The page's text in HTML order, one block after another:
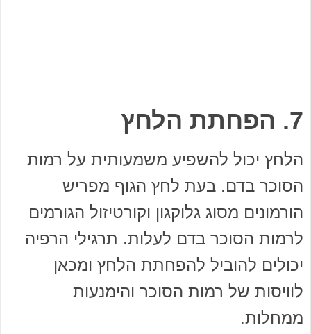
7. הפחתת הלחץ
הלחץ יכול להשפיע משמעותית על רמות
הסוכר בדם. בעת לחץ הגוף מפריש
הורמונים מסוג גלוקגון וקורטיזול הגורמים
לרמות הסוכר בדם לעלות. תרגילי הרפיה
יכולים להוביל להפחתת הלחץ ומכאן
לוויסות של רמות הסוכר והימנעות
ממחלות.